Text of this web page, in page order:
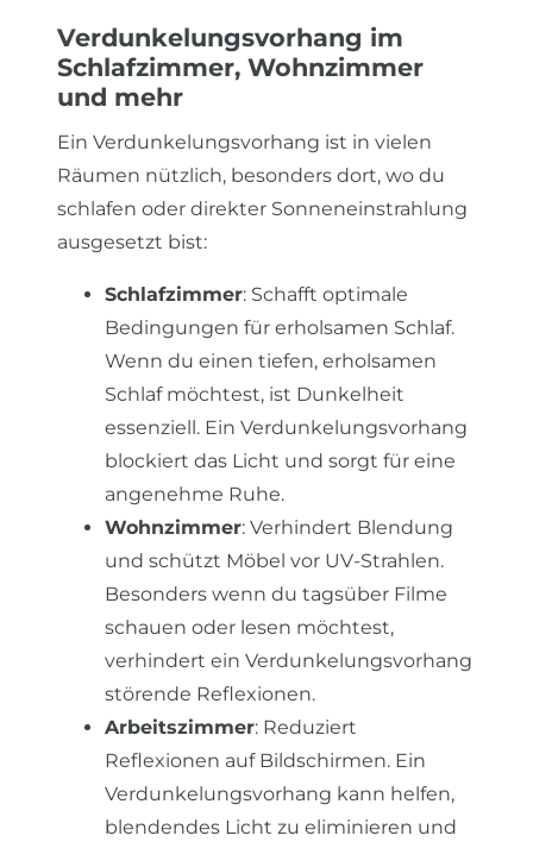
Verdunkelungsvorhang im
Schlafzimmer, Wohnzimmer
und mehr
Ein Verdunkelungsvorhang ist in vielen
Räumen nützlich, besonders dort, wo du
schlafen oder direkter Sonneneinstrahlung
ausgesetzt bist:
Schlafzimmer: Schafft optimale
Bedingungen für erholsamen Schlaf.
Wenn du einen tiefen, erholsamen
Schlaf möchtest, ist Dunkelheit
essenziell. Ein Verdunkelungsvorhang
blockiert das Licht und sorgt für eine
angenehme Ruhe.
Wohnzimmer: Verhindert Blendung
und schützt Möbel vor UV-Strahlen.
Besonders wenn du tagsüber Filme
schauen oder lesen möchtest,
verhindert ein Verdunkelungsvorhang
störende Reflexionen.
Arbeitszimmer: Reduziert
Reflexionen auf Bildschirmen. Ein
Verdunkelungsvorhang kann helfen,
blendendes Licht zu eliminieren und